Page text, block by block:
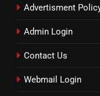
Advertisment
Admin Login
Contact Us
Webmail Login